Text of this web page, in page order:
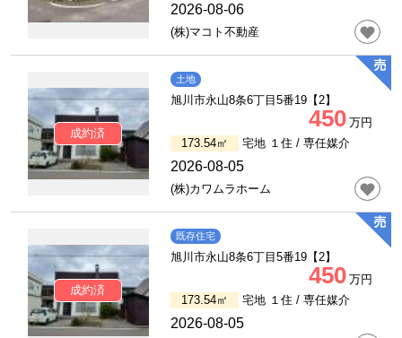
2026-08-06
(株)マコト不動産
成約済
土地
旭川市永山8条6丁目5番19【2】
450 万円
173.54㎡
宅地 １住 / 専任媒介
2026-08-05
(株)カワムラホーム
成約済
既存住宅
旭川市永山8条6丁目5番19【2】
450 万円
173.54㎡
宅地 １住 / 専任媒介
2026-08-05